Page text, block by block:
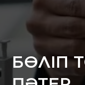
БӨЛІП